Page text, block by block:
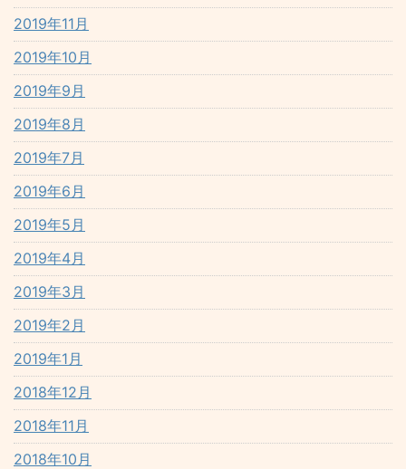
2019年11月
2019年10月
2019年9月
2019年8月
2019年7月
2019年6月
2019年5月
2019年4月
2019年3月
2019年2月
2019年1月
2018年12月
2018年11月
2018年10月